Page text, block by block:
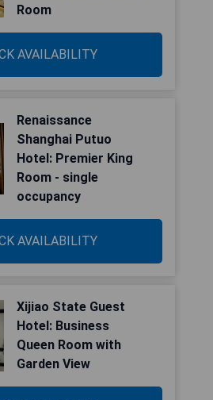
Room
AVAILABILITY
Renaissance
Shanghai Putuo
Hotel: Premier King
Room - single
occupancy
AVAILABILITY
Xijiao State Guest
Hotel: Business
Queen Room with
Garden View